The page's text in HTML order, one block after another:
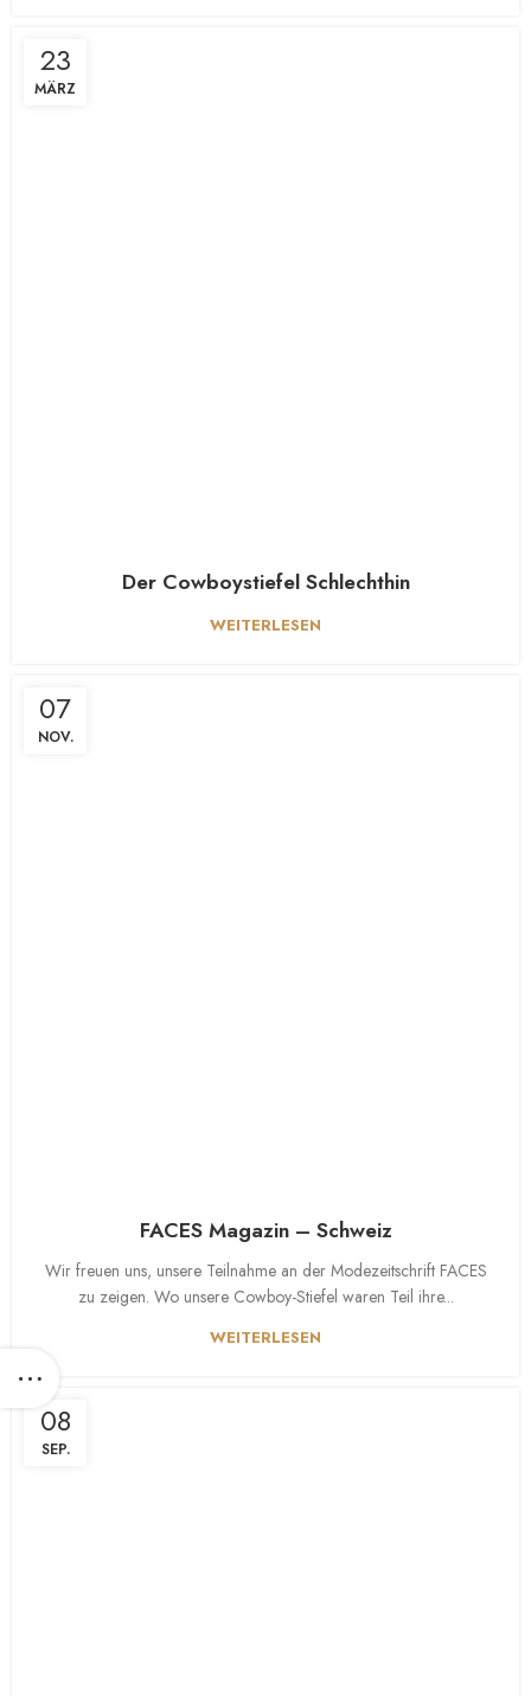
23
MÄRZ
Der Cowboystiefel Schlechthin
WEITERLESEN
07
NOV.
FACES Magazin – Schweiz
Wir freuen uns, unsere Teilnahme an der Modezeitschrift FACES
zu zeigen. Wo unsere Cowboy-Stiefel waren Teil ihre...
WEITERLESEN
08
SEP.